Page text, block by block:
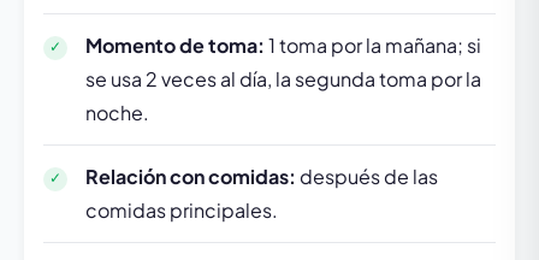
Momento de toma: 1 toma por la mañana; si
se usa 2 veces al día, la segunda toma por la
noche.
Relación con comidas: después de las
comidas principales.